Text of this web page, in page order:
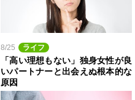
8/25 ライフ
「高い理想もない」独身女性が良
いパートナーと出会えぬ根本的な
原因